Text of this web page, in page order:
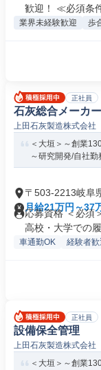
歓迎！ ≪必須条
業界未経験歓迎 歩
正社員
石灰総合メーカ
上田石灰製造株式会社
＜大垣＞～創業
～研究開発/自社勤
〒503-2213岐阜
月給21万円～37
応募資格 ＜必須
高校・大学での
車通勤OK 経験者歓
正社員
設備保全管理
上田石灰製造株式会社
＜大垣＞～創業